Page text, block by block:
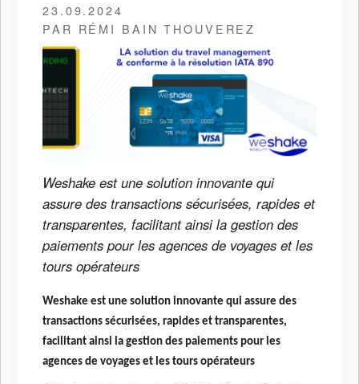
23.09.2024
PAR RÉMI BAIN THOUVEREZ
Weshake est une solution innovante qui
assure des transactions sécurisées, rapides et
transparentes, facilitant ainsi la gestion des
paiements pour les agences de voyages et les
tours opérateurs
Weshake est une solution innovante qui assure des
transactions sécurisées, rapides et transparentes,
facilitant ainsi la gestion des paiements pour les
agences de voyages et les tours opérateurs